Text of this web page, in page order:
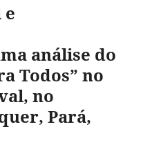
análise do
Todos” no
no
Pará,